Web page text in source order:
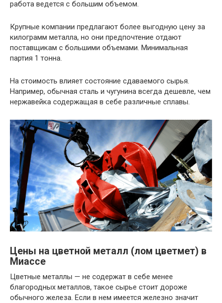
работа ведется с большим объемом.
Крупные компании предлагают более выгодную цену за
килограмм металла, но они предпочтение отдают
поставщикам с большими объемами. Минимальная
партия 1 тонна.
На стоимость влияет состояние сдаваемого сырья.
Например, обычная сталь и чугунина всегда дешевле, чем
нержавейка содержащая в себе различные сплавы.
Цены на цветной металл (лом цветмет) в
Миассе
Цветные металлы — не содержат в себе менее
благородных металлов, такое сырье стоит дороже
обычного железа. Если в нем имеется железно значит